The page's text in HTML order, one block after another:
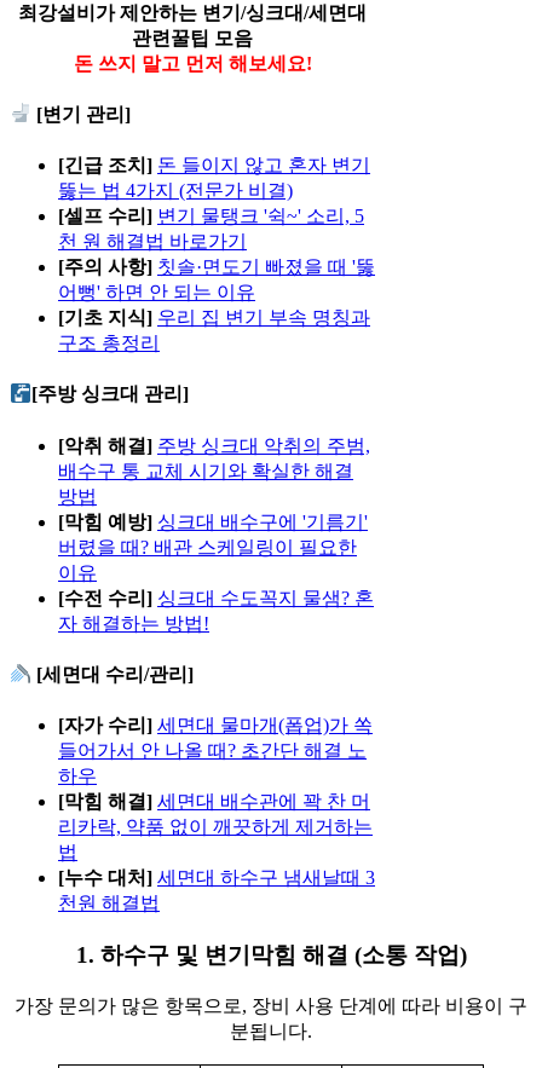
최강설비가 제안하는 변기/싱크대/세면대
관련꿀팁 모음
돈 쓰지 말고 먼저 해보세요!
[변기 관리]
[긴급 조치] 돈 들이지 않고 혼자 변기
뚫는 법 4가지 (전문가 비결)
[셀프 수리] 변기 물탱크 '쉭~' 소리, 5
천 원 해결법 바로가기
[주의 사항] 칫솔·면도기 빠졌을 때 '뚫
어뻥' 하면 안 되는 이유
[기초 지식] 우리 집 변기 부속 명칭과
구조 총정리
[주방 싱크대 관리]
[악취 해결] 주방 싱크대 악취의 주범,
배수구 통 교체 시기와 확실한 해결
방법
[막힘 예방] 싱크대 배수구에 '기름기'
버렸을 때? 배관 스케일링이 필요한
이유
[수전 수리] 싱크대 수도꼭지 물샘? 혼
자 해결하는 방법!
[세면대 수리/관리]
[자가 수리] 세면대 물마개(폽업)가 쏙
들어가서 안 나올 때? 초간단 해결 노
하우
[막힘 해결] 세면대 배수관에 꽉 찬 머
리카락, 약품 없이 깨끗하게 제거하는
법
[누수 대처] 세면대 하수구 냄새날때 3
천원 해결법
1. 하수구 및 변기막힘 해결 (소통 작업)
가장 문의가 많은 항목으로, 장비 사용 단계에 따라 비용이 구
분됩니다.